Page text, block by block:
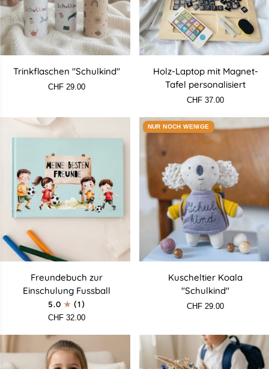
Trinkflaschen
Trinkflaschen "Schulkind"
CHF 29.00
Holz-
Laptop
Tafel
personalisiert
Holz-Laptop mit Magnet-
Tafel personalisiert
CHF 37.00
FreundebuchFreundebuch zur
Einschulung Fussball
5.0
(1)
CHF 32.00
NUR NOCH WENIGE
KuscheltierKuscheltier Koala
"Schulkind"
CHF 29.00